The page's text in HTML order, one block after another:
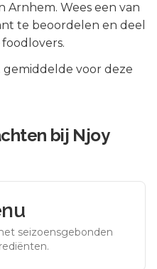
Arnhem. Wees een van
te beoordelen en deel
voor deze
bij Njoy
seizoensgebonden